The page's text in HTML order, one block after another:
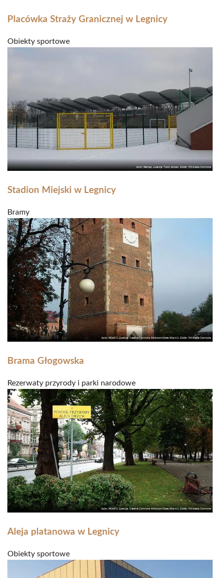
Placówka Straży Granicznej w Legnicy
Obiekty sportowe
Stadion Miejski w Legnicy
Bramy
Brama Głogowska
Rezerwaty przyrody i parki narodowe
Aleja platanowa w Legnicy
Obiekty sportowe